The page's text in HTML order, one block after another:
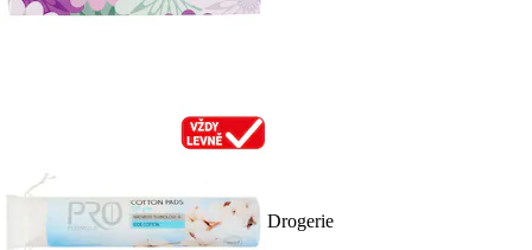
Drogerie